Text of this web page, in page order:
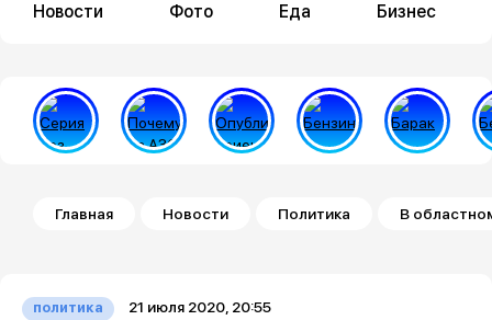
Новости Фото Еда Бизнес
Строка навигации
Главная Новости Политика В
политика 21 июля 2020, 20:55